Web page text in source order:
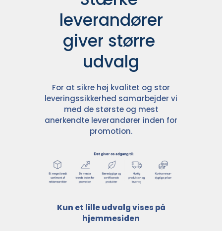
leverandører
giver større
udvalg
For at sikre høj kvalitet og stor
leveringssikkerhed samarbejder vi
med de største og mest
anerkendte leverandører inden for
promotion.
Kun et lille udvalg vises på
hjemmesiden